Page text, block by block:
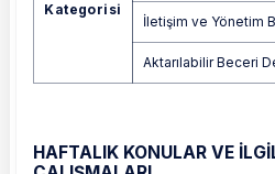
Kategorisi
İletişim ve Yönetim
Aktarılabilir Beceri
HAFTALIK KONULAR VE